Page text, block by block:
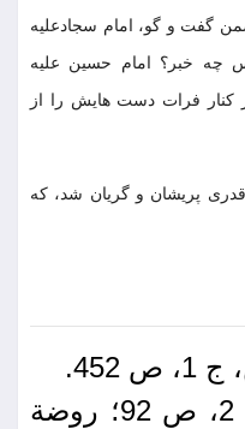
گفت و گو، امام سجادعلیه
چه خبر؟ امام حسین علیه
کنار فرات دست هایش را از
قدری پریشان و گریان شد، که
2- 22. ارشاد مفید، ج 2، ص 92؛ روضة